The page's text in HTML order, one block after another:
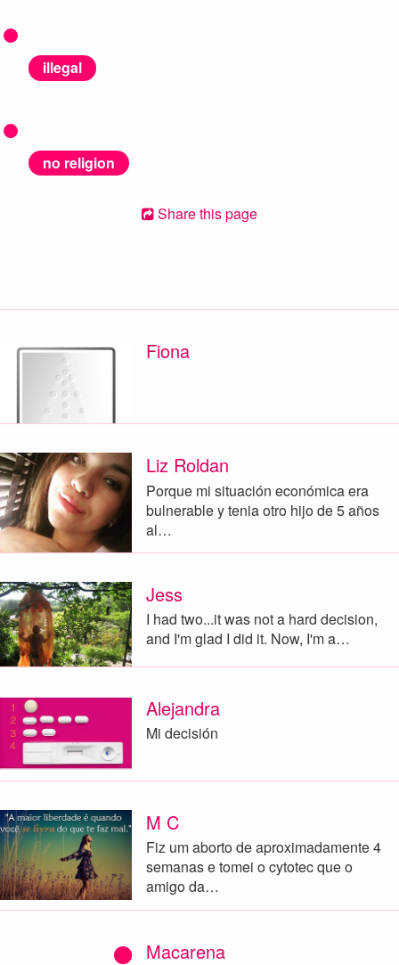
illegal
no religion
Share this page
Fiona
Liz Roldan
Porque mi situación económica era
bulnerable y tenia otro hijo de 5 años
al…
Jess
I had two...it was not a hard decision,
and I'm glad I did it. Now, I'm a…
Alejandra
Mi decisión
M C
Fiz um aborto de aproximadamente 4
semanas e tomei o cytotec que o
amigo da…
Macarena